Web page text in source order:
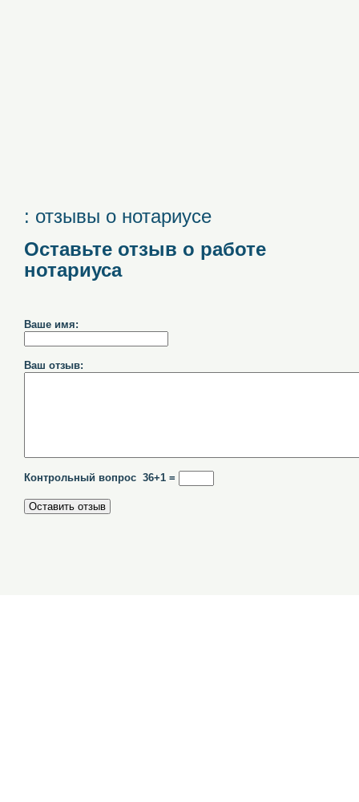
: отзывы о нотариусе
Оставьте отзыв о работе
нотариуса
Ваше имя:
Ваш отзыв:
Контрольный вопрос 36+1 =